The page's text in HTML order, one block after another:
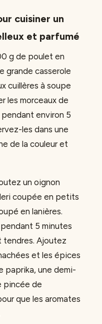
cuisiner un
et parfumé
g de poulet en
grande casserole
cuillères à soupe
les morceaux de
environ 5
les dans une
de la couleur et
un oignon
coupée en petits
en lanières.
5 minutes
tendres. Ajoutez
et les épices
paprika, une demi-
pincée de
que les aromates